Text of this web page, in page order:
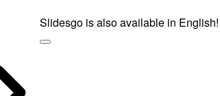
Slidesgo is also available in English!